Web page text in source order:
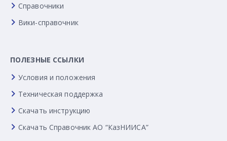
Справочники
Вики-справочник
ПОЛЕЗНЫЕ ССЫЛКИ
Условия и положения
Техническая поддержка
Скачать инструкцию
Скачать Справочник АО “КазНИИСА”